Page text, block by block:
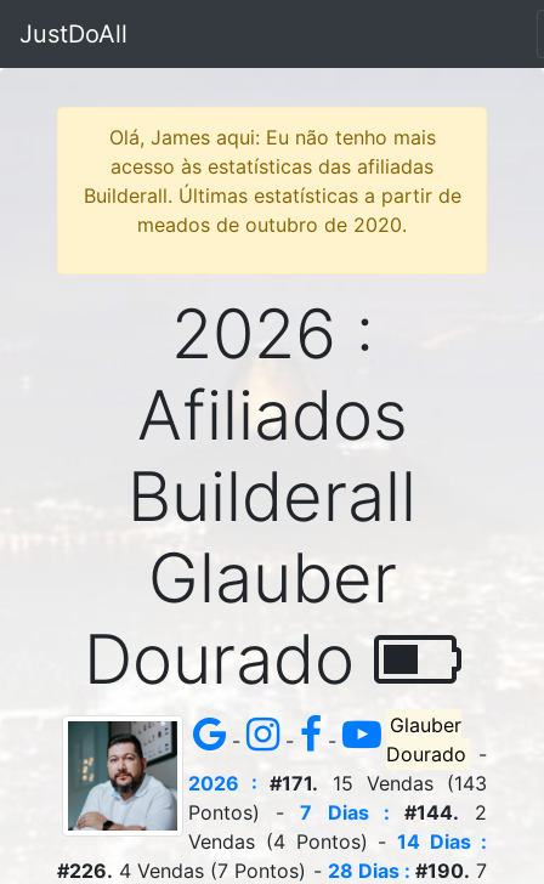
JustDoAll
Olá, James aqui: Eu não tenho mais
acesso às estatísticas das afiliadas
Builderall. Últimas estatísticas a partir de
meados de outubro de 2020.
2026 :
Afiliados
Builderall
Glauber
Dourado
- - -
Glauber
Dourado -
2026 : #171. 15 Vendas (143
Pontos) -7 Dias : #144. 2
Vendas (4 Pontos) -14 Dias :
#226. 4 Vendas (7 Pontos) - 28 Dias : #190. 7